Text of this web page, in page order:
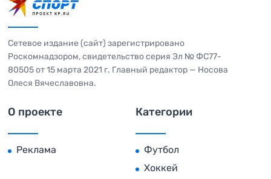
Сетевое издание (сайт) зарегистрировано
Роскомнадзором, свидетельство серия Эл № ФС77-
80505 от 15 марта 2021 г. Главный редактор — Носова
Олеся Вячеславовна.
О проекте
Реклама
Категории
Футбол
Хоккей